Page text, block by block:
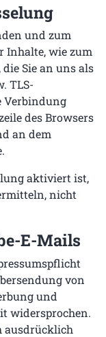
und zum
Inhalte, wie zum
Sie an uns als
TLS-
Verbindung
des Browsers
an dem
aktiviert ist,
nicht
E-Mails
von
und
widersprochen.
ausdrücklich